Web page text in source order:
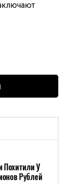
Похитили У
Рублей